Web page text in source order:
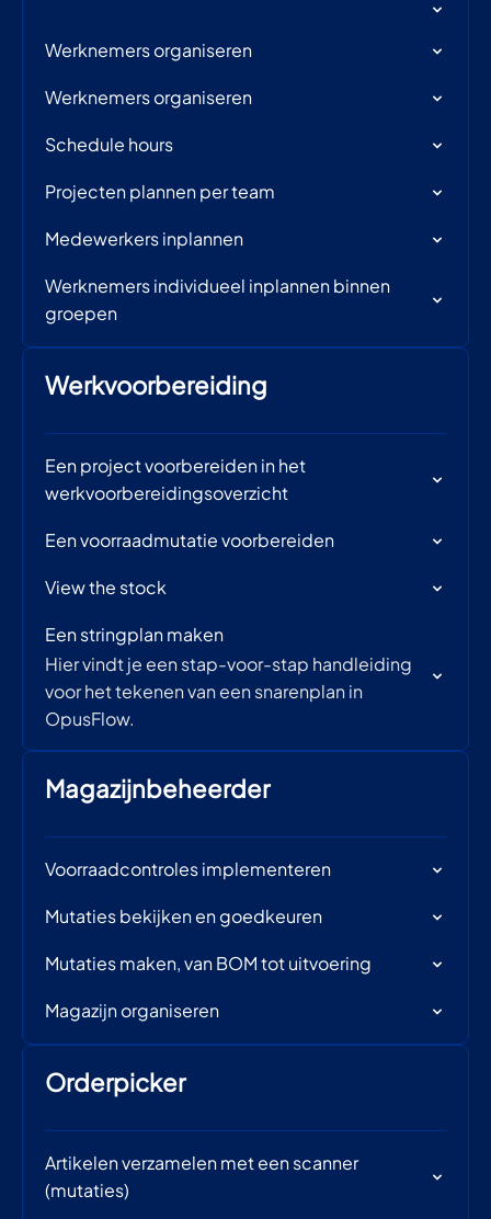
Werknemers organiseren
Werknemers organiseren
Schedule hours
Projecten plannen per team
Medewerkers inplannen
Werknemers individueel inplannen binnen
groepen
Werkvoorbereiding
Een project voorbereiden in het
werkvoorbereidingsoverzicht
Een voorraadmutatie voorbereiden
View the stock
Een stringplan maken
Hier vindt je een stap-voor-stap handleiding
voor het tekenen van een snarenplan in
OpusFlow.
Magazijnbeheerder
Voorraadcontroles implementeren
Mutaties bekijken en goedkeuren
Mutaties maken, van BOM tot uitvoering
Magazijn organiseren
Orderpicker
Artikelen verzamelen met een scanner
(mutaties)